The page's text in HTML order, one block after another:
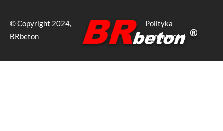
© Copyright 2024,
BRbeton
Polityka
prywatności